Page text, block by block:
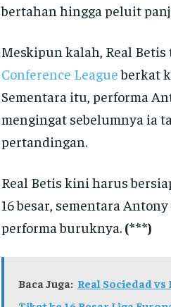
bertahan hingga peluit
Meskipun kalah, Real Betis
Conference Leagueberkat
Sementara itu, performa
mengingat sebelumnya ia
pertandingan.
Real Betis kini harus
16 besar, sementara
performa buruknya. (***)
Baca Juga: Real Sociedad